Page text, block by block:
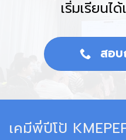
เริ่มเรียนไ
สอ
เคมีพี่ปีโป้